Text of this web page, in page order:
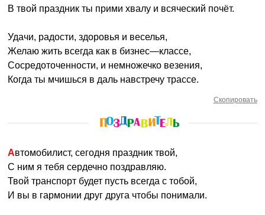
В твой праздник ты прими хвалу и всяческий почёт.
Удачи, радости, здоровья и веселья,
Желаю жить всегда как в бизнес—классе,
Сосредоточенности, и немножечко везения,
Когда ты мчишься в даль навстречу трассе.
Скопировать
Автомобилист, сегодня праздник твой,
С ним я тебя сердечно поздравляю.
Твой транспорт будет пусть всегда с тобой,
И вы в гармонии друг друга чтобы понимали.